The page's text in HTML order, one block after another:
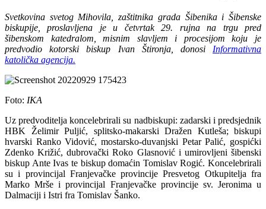
Svetkovina svetog Mihovila, zaštitnika grada Šibenika i Šibenske
biskupije, proslavljena je u četvrtak 29. rujna na trgu pred
šibenskom katedralom, misnim slavljem i procesijom koju je
predvodio kotorski biskup Ivan Štironja, donosi Informativna
katolička agencija.
Foto: IKA
Uz predvoditelja koncelebrirali su nadbiskupi: zadarski i predsjednik
HBK Želimir Puljić, splitsko-makarski Dražen Kutleša; biskupi
hvarski Ranko Vidović, mostarsko-duvanjski Petar Palić, gospićki
Zdenko Križić, dubrovački Roko Glasnović i umirovljeni šibenski
biskup Ante Ivas te biskup domaćin Tomislav Rogić. Koncelebrirali
su i provincijal Franjevačke provincije Presvetog Otkupitelja fra
Marko Mrše i provincijal Franjevačke provincije sv. Jeronima u
Dalmaciji i Istri fra Tomislav Šanko.